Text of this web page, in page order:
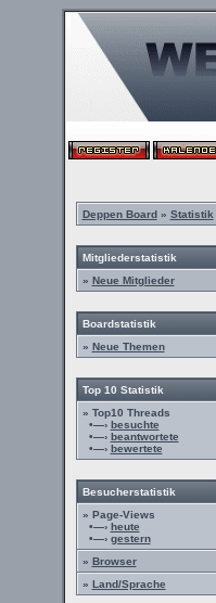
Deppen Board» Statistik
Mitgliederstatistik
» Neue Mitglieder
Boardstatistik
» Neue Themen
Top 10 Statistik
» Top10 Threads
•—› besuchte
•—› beantwortete
•—› bewertete
Besucherstatistik
» Page-Views
•—› heute
•—› gestern
» Browser
» Land/Sprache